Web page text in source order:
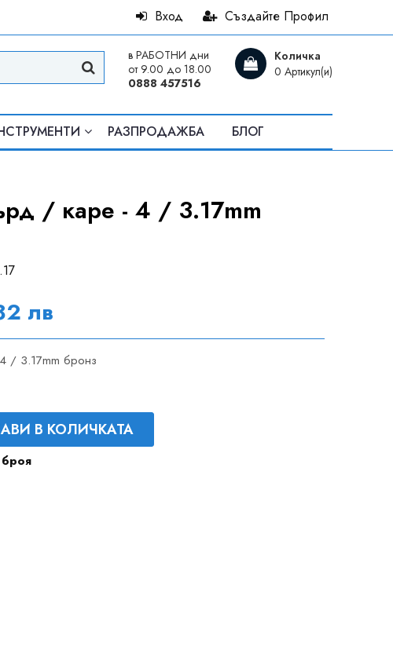
Създайте Профил
Вход
Количка
0 Артикул(и)
в РАБОТНИ дни
от 9.00 до 18.00
0888 457516
РАЗПРОДАЖБА БЛОГ
/ каре - 4 / 3.17mm
лв
/ 3.17mm бронз
В КОЛИЧКАТА